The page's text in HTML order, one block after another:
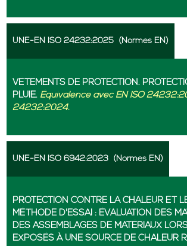
UNE-EN ISO 24232:2025 (Normes EN)
VÊTEMENTS DE PROTECTION.
PLUIE. Équivalence avec EN ISO
24232:2024.
UNE-EN ISO 6942:2023 (Normes EN)
PROTECTION CONTRE LA CHALEUR ET
MÉTHODE D'ESSAI : ÉVALUATION DES
DES ASSEMBLAGES DE MATÉRIAUX
EXPOSÉS À UNE SOURCE DE CHALEUR